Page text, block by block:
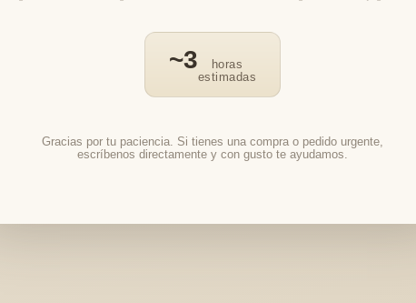
~3
horas
estimadas
Gracias por tu paciencia. Si tienes una compra o pedido urgente,
escríbenos directamente y con gusto te ayudamos.